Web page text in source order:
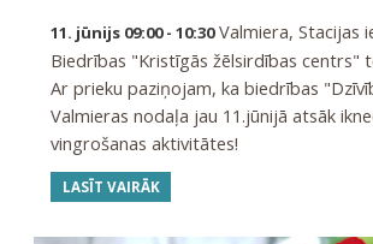
11. jūnijs 09:00 - 10:30Valmiera, Stacijas
Biedrības "Kristīgās žēlsirdības centrs"
Ar prieku paziņojam, ka biedrības
Valmieras nodaļa jau 11.jūnijā atsāk
vingrošanas aktivitātes!
LASĪT VAIRĀK